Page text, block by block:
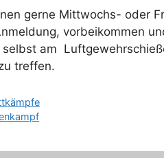
gerne Mittwochs- oder
vorbeikommen
am
treffen.